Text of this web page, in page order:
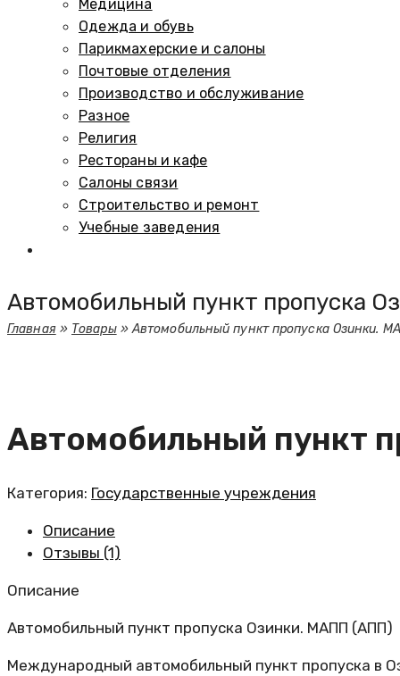
Медицина
Одежда и обувь
Парикмахерские и салоны
Почтовые отделения
Производство и обслуживание
Разное
Религия
Рестораны и кафе
Салоны связи
Строительство и ремонт
Учебные заведения
Автомобильный пункт пропуска
Главная» Товары»Автомобильный пункт пропуска Озинки.
Автомобильный пункт
Категория: Государственные учреждения
Описание
Отзывы (1)
Описание
Автомобильный пункт пропуска Озинки. МАПП (АПП)
Международный автомобильный пункт пропуска в